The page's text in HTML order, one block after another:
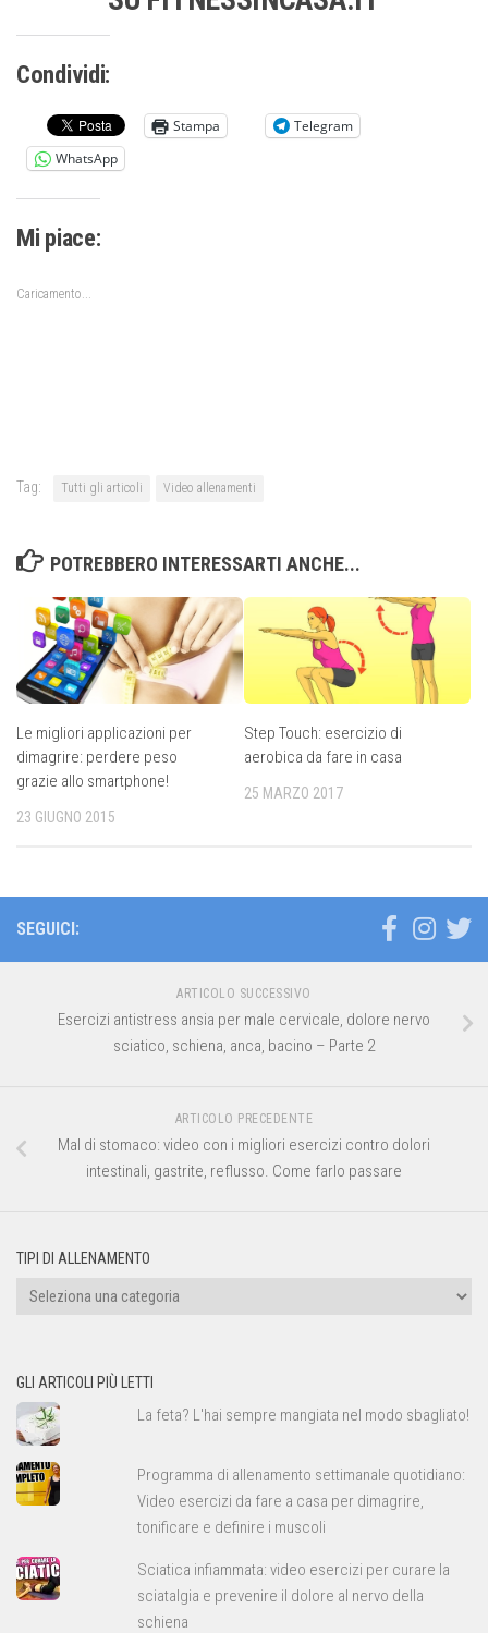
Condividi:
Stampa
Telegram
WhatsApp
Mi piace:
Caricamento...
Tag: Tutti gli articoli Video allenamenti
POTREBBERO INTERESSARTI ANCHE...
Le migliori applicazioni per
dimagrire: perdere peso
grazie allo smartphone!
23 GIUGNO 2015
Step Touch: esercizio di
aerobica da fare in casa
25 MARZO 2017
SEGUICI:
ARTICOLO SUCCESSIVO
Esercizi antistress ansia per male cervicale, dolore nervo
sciatico, schiena, anca, bacino – Parte 2
ARTICOLO PRECEDENTE
Mal di stomaco: video con i migliori esercizi contro dolori
intestinali, gastrite, reflusso. Come farlo passare
TIPI DI ALLENAMENTO
Tipi
GLI ARTICOLI PIÙ LETTI
La feta? L'hai sempre mangiata nel modo sbagliato!
Programma di allenamento settimanale quotidiano:
Video esercizi da fare a casa per dimagrire,
tonificare e definire i muscoli
Sciatica infiammata: video esercizi per curare la
sciatalgia e prevenire il dolore al nervo della
schiena